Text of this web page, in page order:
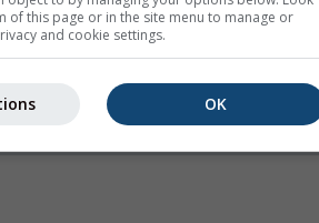
of this page or in the site menu to manage or
and cookie settings.
OK